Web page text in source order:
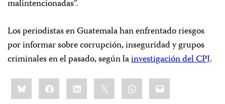
malintencionadas”.
Los periodistas en Guatemala han enfrentado riesgos
por informar sobre corrupción, inseguridad y grupos
criminales en el pasado, según lainvestigación del CPJ.
Share
this:BlueskyFacebookLinkedIn WhatsApp
Email